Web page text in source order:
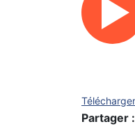
Partager :